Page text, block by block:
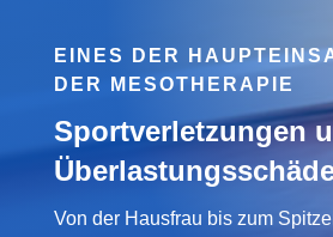
EINES DER
DER MESOTHERAPIE
Sportverletzungen
Von der Hausfrau bis zum